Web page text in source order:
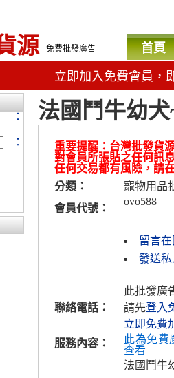
源 免費批發廣告 首頁
立即加入免費會員，
法國鬥牛幼
重要提醒：台灣批發貨
對會員所張貼之任何訊
任何交易都有風險，請
分類：
寵物用品
會員代號：
ovo588
留言
發送私
聯絡電話：
此批發廣
請先登入
立即免費
服務內容：
此為免費
查看
法國鬥牛